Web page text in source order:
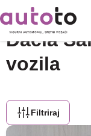
Naslovnica Rabljena
Dacia
vozila
Filtriraj